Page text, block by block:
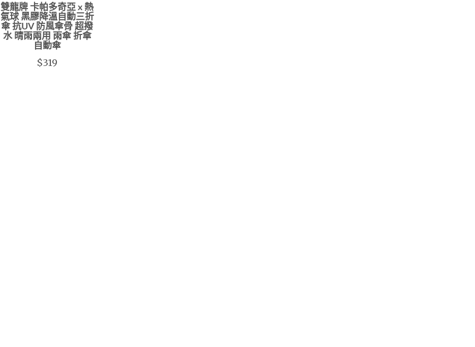
雙龍牌 卡帕多奇亞 x 熱
氣球 黑膠降溫自動三折
傘 抗UV 防風傘骨 超撥
水 晴雨兩用 雨傘 折傘
自動傘
$319